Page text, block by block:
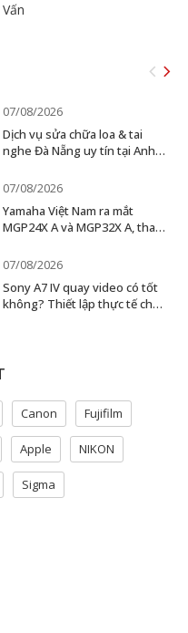
07/08/2026
Dịch vụ sửa chữa loa & tai
nghe Đà Nẵng uy tín tại Anh
07/08/2026
Yamaha Việt Nam ra mắt
MGP24X A và MGP32X A, thay
07/08/2026
Sony A7 IV quay video có tốt
không? Thiết lập thực tế cho
Canon Fujifilm
Apple NIKON
Sigma